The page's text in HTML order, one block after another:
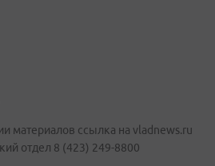
материалов ссылка на vladnews.ru
отдел 8 (423) 249-8800